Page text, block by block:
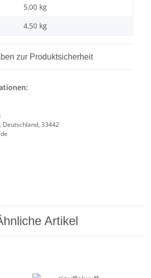
5,00 kg
4,50 kg
zur Produktsicherheit
Deutschland, 33442
Artikel